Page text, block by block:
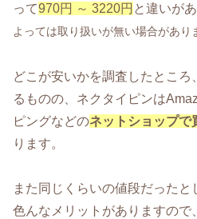
って970円 ～ 3220円 と違いが
よっては取り扱いが無い場合があり
どこが安いかを調査したとこ
るものの、ネクタイピンは
ピングなどのネットショップで
ります。
また同じくらいの値段だった
色んなメリットがありますので